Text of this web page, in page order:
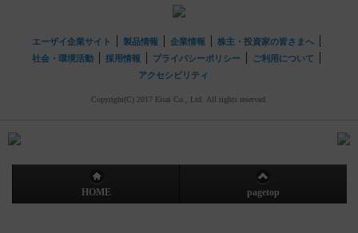
エーザイ企業サイト 製品情報 企業情報
株主・投資家の皆さまへ
社会・環境活動
採用情報 プライバシーポリシー
ご利用について
アクセシビリティ
Copyright(C) 2017 Eisai Co., Ltd. All rights reserved.
HOME pagetop